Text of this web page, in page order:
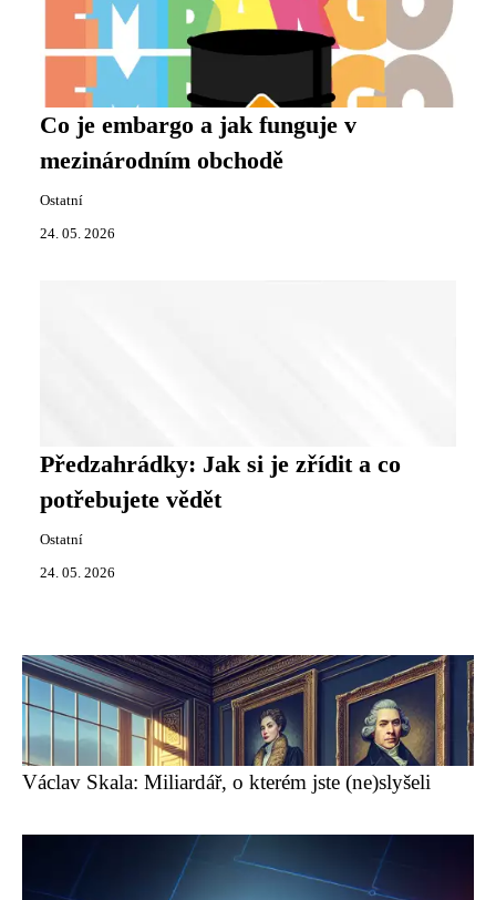
Co je embargo a jak funguje v
mezinárodním obchodě
Ostatní
24. 05. 2026
Předzahrádky: Jak si je zřídit a co
potřebujete vědět
Ostatní
24. 05. 2026
Václav Skala: Miliardář, o kterém jste (ne)slyšeli